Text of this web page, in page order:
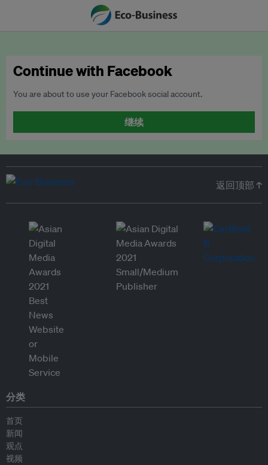
Continue with Facebook
You are about to use your Facebook social account.
继续
返回顶部 ↑
分类
首页
新闻
观点
视频